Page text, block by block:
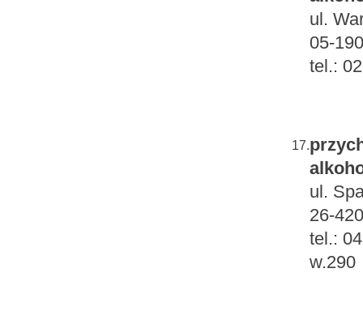
ul.
05-
tel.:
17.
ul.
26-
tel.:
w.290